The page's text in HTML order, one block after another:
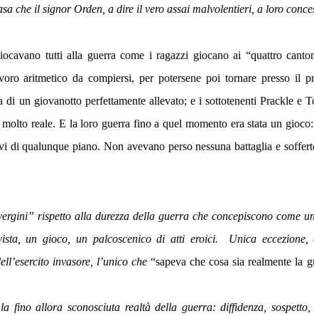
che il signor Orden, a dire il vero assai malvolentieri, a loro
tutti alla guerra come i ragazzi giocano ai “quattro
aritmetico da compiersi, per potersene poi tornare presso il
un giovanotto perfettamente allevato; e i sottotenenti Prackle e
reale. E la loro guerra fino a quel momento era stata un
qualunque piano. Non avevano perso nessuna battaglia e
rispetto alla durezza della guerra che concepiscono come
un gioco, un palcoscenico di atti eroici. Unica eccezione,
invasore, l’unico che“sapeva che cosa sia realmente la
fino allora sconosciuta realtà della guerra: diffidenza, sospetto,